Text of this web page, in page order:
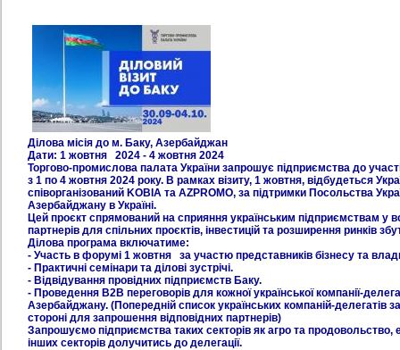
Ділова місія до м. Баку, Азербайджан
Дати: 1 жовтня 2024 - 4 жовтня 2024
Торгово-промислова палата України запрошує підприємства до
з 1 по 4 жовтня 2024 року. В рамках візиту, 1 жовтня, відбудеться
співорганізований KOBIA та AZPROMO, за підтримки Посольства
Азербайджану в Україні.
Цей проєкт спрямований на сприяння українським підприємствам у
партнерів для спільних проєктів, інвестицій та розширення ринків
Ділова програма включатиме:
- Участь в форумі 1 жовтня за участю представників бізнесу та
- Практичні семінари та ділові зустрічі.
- Відвідування провідних підприємств Баку.
- Проведення B2B переговорів для кожної української компанії-
Азербайджану. (Попередній список українських компаній-делегатів
стороні для запрошення відповідних партнерів)
Запрошуємо підприємства таких секторів як агро та продовольство,
інших секторів долучитись до делегації.